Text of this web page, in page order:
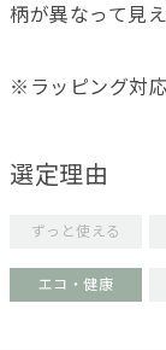
柄が異なって見
※ラッピング対応
選定理由
ずっと使える
エコ・健康